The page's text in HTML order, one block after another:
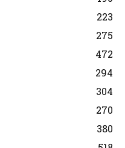
223
275
472
294
304
270
380